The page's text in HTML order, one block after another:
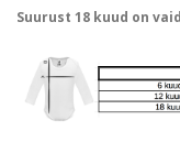
Suurust 18 kuud on